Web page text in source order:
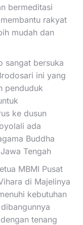
bermeditasi
rakyat
mudah dan
sangat bersuka
ini yang
penduduk
ke dusun
ada
Buddha
Tengah
MBMI Pusat
di Majelinya
kebutuhan
tenang